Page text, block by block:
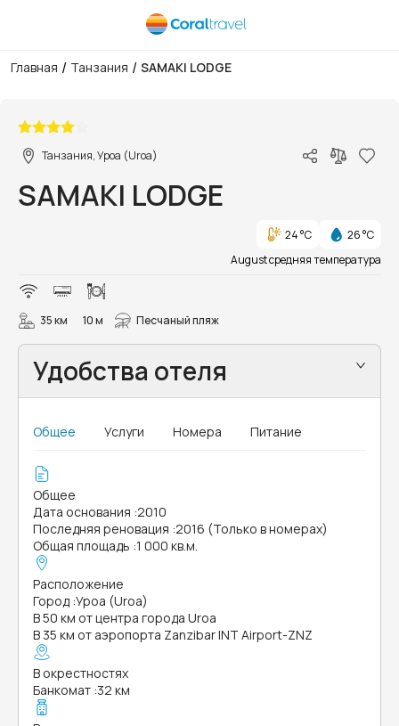
Главная / Танзания / SAMAKI LODGE
Танзания, Уроа (Uroa)
SAMAKI LODGE
24 °C
26 °C
August средняя температура
35 км 10 м Песчаный пляж
Удобства отеля
Общее Услуги Номера Питание
Общее
Дата основания :2010
Последняя реновация :2016 (Только в номерах)
Общая площадь :1 000 кв.м.
Расположение
Город :Уроа (Uroa)
В 50 км от центра города Uroa
В 35 км от аэропорта Zanzibar INT Airport-ZNZ
В окрестностях
Банкомат :32 км